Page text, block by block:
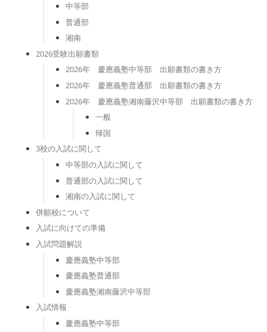
中等部
普通部
湘南
2026受験出願書類
2026年 慶應義塾中等部 出願書類の書き方
2026年 慶應義塾普通部 出願書類の書き方
2026年 慶應義塾湘南藤沢中等部 出願書類の書き方
一般
帰国
3校の入試に関して
中等部の入試に関して
普通部の入試に関して
湘南の入試に関して
併願校について
入試に向けての準備
入試問題解説
慶應義塾中等部
慶應義塾普通部
慶應義塾湘南藤沢中等部
入試情報
慶應義塾中等部